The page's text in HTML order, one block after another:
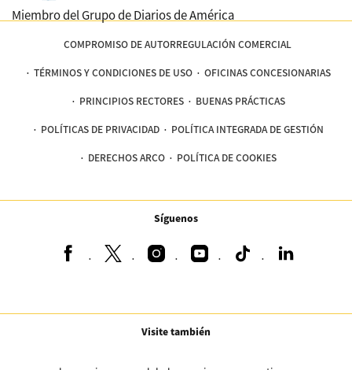
Miembro del Grupo de Diarios de América
COMPROMISO DE AUTORREGULACIÓN COMERCIAL
TÉRMINOS Y CONDICIONES DE USO OFICINAS CONCESIONARIAS
PRINCIPIOS RECTORES BUENAS PRÁCTICAS
POLÍTICAS DE PRIVACIDAD POLÍTICA INTEGRADA DE GESTIÓN
DERECHOS ARCO POLÍTICA DE COOKIES
Síguenos
Visite también